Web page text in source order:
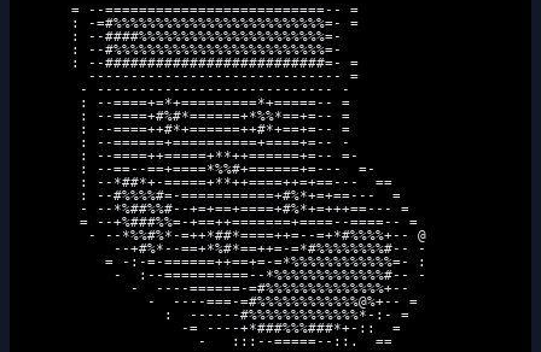
     = --==========================-- =
     : -=#%%%%%%%%%%%%%%%%%%%%%%%%%=- =
     : --####%%%%%%%%%%%%%%%%%%%%%%=-
     : --#%%%%%%%%%%%%%%%%%%%%%%%%%=-
     : --##########################=- =
       ------------------------------ =
      - ---------------------------- -
      : --====+=*+=========*+=====-- =
      : --====+#%#*======+*%%*==+=-- =
      : --====++#*+======++#*+==+=-- =
      : --======+==========+====+=-- -
      : --====++=====+**++======+=-- =-
      : --==--==+====*%%#+======+=---  =-
      : --*##*+-=====+**++====++=+==---  ==
      : --#%%%%#=-===========+#%*+=+==---  =
      - --*%##%%#--+=+==+====+#%*+=+++==--- =
      = --+%###%%=-+==++=======+====--====-- =
       - --*%%#%*-=++*##*====++=--=+*#%%%%+-- @
          --+#%*--==+*%#*==++=-=*#%%%%%%%%#-- -
         = -:-=-======++==+=-=*%%%%%%%%%%%%=- :
          -  :--==========--*%%%%%%%%%%%%%#-- -
            -  ----======-=#%%%%%%%%%%%%%%+--
              -  ----===-=#%%%%%%%%%%%%@%+-- =
                :  ------#%%%%%%%%%%%%%*-:- =
                  -= ----+*###%%%###*+-::  =
                    -   :::--=====--::.  ==